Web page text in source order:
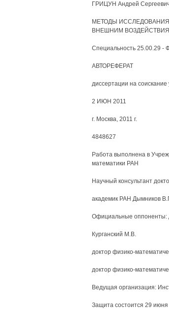
ГРИЦУН Андрей
МЕТОДЫ
ВНЕШНИМ
Специальность 25.00.29 -
АВТОРЕФЕРАТ
диссертации на
2 ИЮН 2011
г. Москва, 2011 г.
4848627
Работа выполнена в
математики РАН
Научный консультант
академик РАН Дымников
Официальные оппоненты:
Курганский М.В.
доктор физико-
доктор физико-
Ведущая организация:
Защита состоится 29 июня